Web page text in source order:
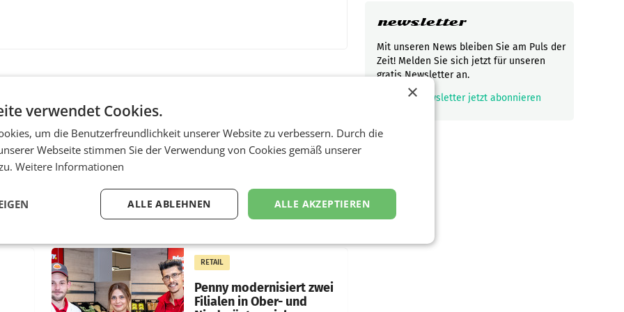
2026
ProSiebenSat.1 spart und
macht überraschend viel
Gewinn
Der Fernsehkonzern
ProSiebenSat.1 hat im Frühjahr
operativ wieder Gewinn
gemacht und die
Markterwartung deutlich
übertroffen.
RETAIL
Penny modernisiert zwei
Filialen in Ober- und
newsletter
Mit unseren News bleiben Sie am Puls der
Zeit! Melden Sie sich jetzt für unseren
gratis Newsletter an.
mark_email_read Newsletter jetzt abonnieren
×
verwendet Cookies.
um die Benutzerfreundlichkeit unserer Website zu verbessern. Durch die
Webseite stimmen Sie der Verwendung von Cookies gemäß unserer
Weitere Informationen
ALLE AKZEPTIEREN
ALLE ABLEHNEN